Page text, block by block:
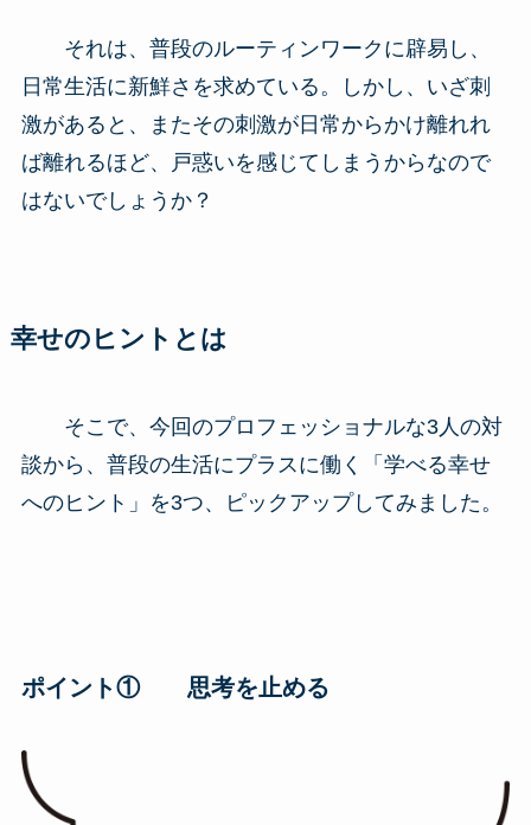
それは、普段のルーティンワークに辟易し、
日常生活に新鮮さを求めている。しかし、いざ刺
激があると、またその刺激が日常からかけ離れれ
ば離れるほど、戸惑いを感じてしまうからなので
はないでしょうか？
幸せのヒントとは
そこで、今回のプロフェッショナルな3人の対
談から、普段の生活にプラスに働く「学べる幸せ
へのヒント」を3つ、ピックアップしてみました。
ポイント① 思考を止める